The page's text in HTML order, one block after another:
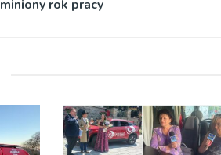
miniony rok pracy